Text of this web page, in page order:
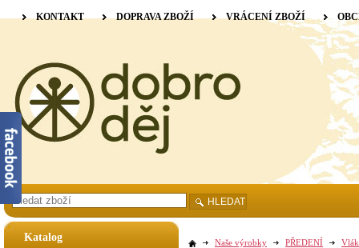
Katalog Naše výrobky PŘEDENÍ
KONTAKT DOPRAVA ZBOŽÍ VRÁCENÍ ZBOŽÍ
HLEDAT